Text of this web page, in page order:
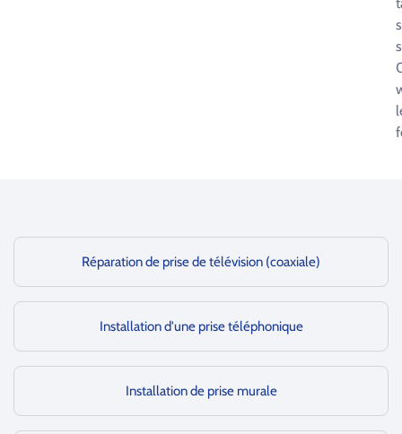
Réparation de prise de télévision (coaxiale)
Installation d'une prise téléphonique
Installation de prise murale